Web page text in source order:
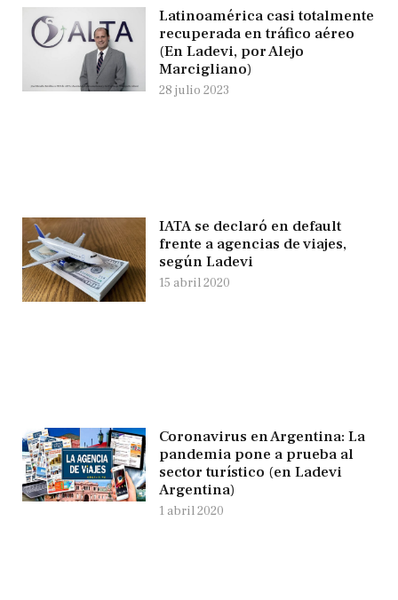
Latinoamérica casi totalmente
recuperada en tráfico aéreo
(En Ladevi, por Alejo
Marcigliano)
28 julio 2023
IATA se declaró en default
frente a agencias de viajes,
según Ladevi
15 abril 2020
Coronavirus en Argentina: La
pandemia pone a prueba al
sector turístico (en Ladevi
Argentina)
1 abril 2020